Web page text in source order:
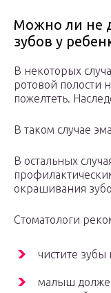
Можно ли не
зубов у
В некоторых
ротовой полости
пожелтеть.
В таком случае
В остальных
окрашивания
Стоматологи
чистите
малыш